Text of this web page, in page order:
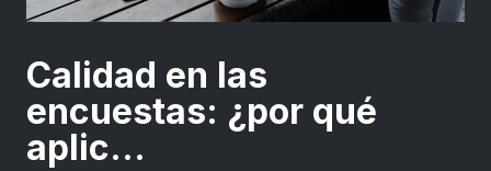
Calidad en las
encuestas: ¿por qué
aplic...